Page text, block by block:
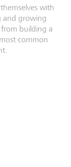
with
and growing
building a
common